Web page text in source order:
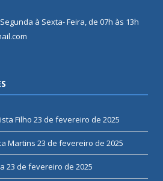
à Sexta- Feira, de 07h às 13h
Filho 23 de fevereiro de 2025
Martins 23 de fevereiro de 2025
23 de fevereiro de 2025